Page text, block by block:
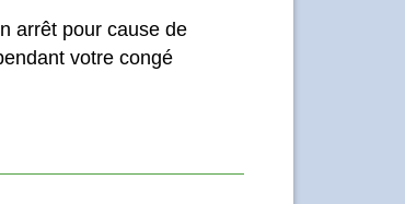
arrêt pour cause de
votre congé